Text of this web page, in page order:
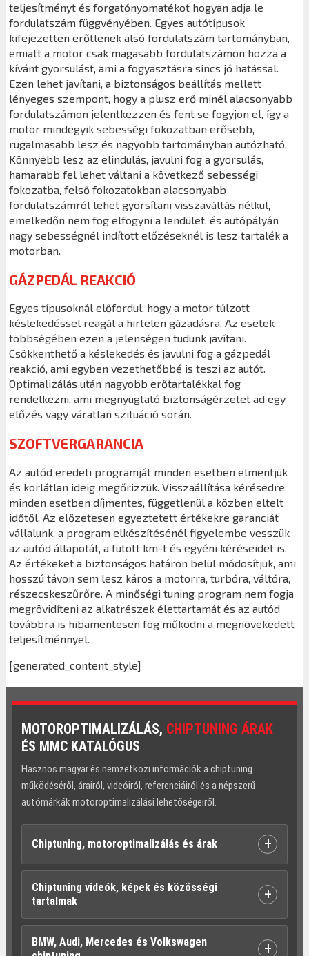
teljesítményt és forgatónyomatékot hogyan adja le
fordulatszám függvényében. Egyes autótípusok
kifejezetten erőtlenek alsó fordulatszám tartományban,
emiatt a motor csak magasabb fordulatszámon hozza a
kívánt gyorsulást, ami a fogyasztásra sincs jó hatással.
Ezen lehet javítani, a biztonságos beállítás mellett
lényeges szempont, hogy a plusz erő minél alacsonyabb
fordulatszámon jelentkezzen és fent se fogyjon el, így a
motor mindegyik sebességi fokozatban erősebb,
rugalmasabb lesz és nagyobb tartományban autózható.
Könnyebb lesz az elindulás, javulni fog a gyorsulás,
hamarabb fel lehet váltani a következő sebességi
fokozatba, felső fokozatokban alacsonyabb
fordulatszámról lehet gyorsítani visszaváltás nélkül,
emelkedőn nem fog elfogyni a lendület, és autópályán
nagy sebességnél indított előzéseknél is lesz tartalék a
motorban.
GÁZPEDÁL REAKCIÓ
Egyes típusoknál előfordul, hogy a motor túlzott
késlekedéssel reagál a hirtelen gázadásra. Az esetek
többségében ezen a jelenségen tudunk javítani.
Csökkenthető a késlekedés és javulni fog a gázpedál
reakció, ami egyben vezethetőbbé is teszi az autót.
Optimalizálás után nagyobb erőtartalékkal fog
rendelkezni, ami megnyugtató biztonságérzetet ad egy
előzés vagy váratlan szituáció során.
SZOFTVERGARANCIA
Az autód eredeti programját minden esetben elmentjük
és korlátlan ideig megőrizzük. Visszaállítása kérésedre
minden esetben díjmentes, függetlenül a közben eltelt
időtől. Az előzetesen egyeztetett értékekre garanciát
vállalunk, a program elkészítésénél figyelembe vesszük
az autód állapotát, a futott km-t és egyéni kéréseidet is.
Az értékeket a biztonságos határon belül módosítjuk, ami
hosszú távon sem lesz káros a motorra, turbóra, váltóra,
részecskeszűrőre. A minőségi tuning program nem fogja
megrövidíteni az alkatrészek élettartamát és az autód
továbbra is hibamentesen fog működni a megnövekedett
teljesítménnyel.
[generated_content_style]
MOTOROPTIMALIZÁLÁS, CHIPTUNING ÁRAK
ÉS MMC KATALÓGUS
Hasznos magyar és nemzetközi információk a chiptuning
működéséről, árairól, videóiról, referenciáiról és a népszerű
autómárkák motoroptimalizálási lehetőségeiről.
Chiptuning, motoroptimalizálás és árak +
Chiptuning videók, képek és közösségi
tartalmak
+
BMW, Audi, Mercedes és Volkswagen
+